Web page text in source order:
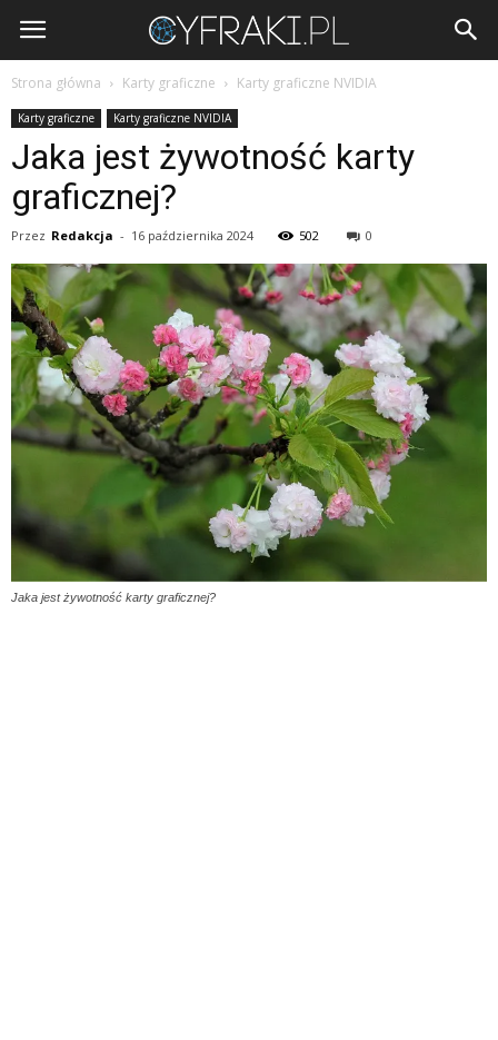
Cyfraki.pl
Strona główna Karty graficzne Karty graficzne NVIDIA
Karty graficzne Karty graficzne NVIDIA
Jaka jest żywotność karty
graficznej?
Przez Redakcja - 16 października 2024 502 0
Jaka jest żywotność karty graficznej?